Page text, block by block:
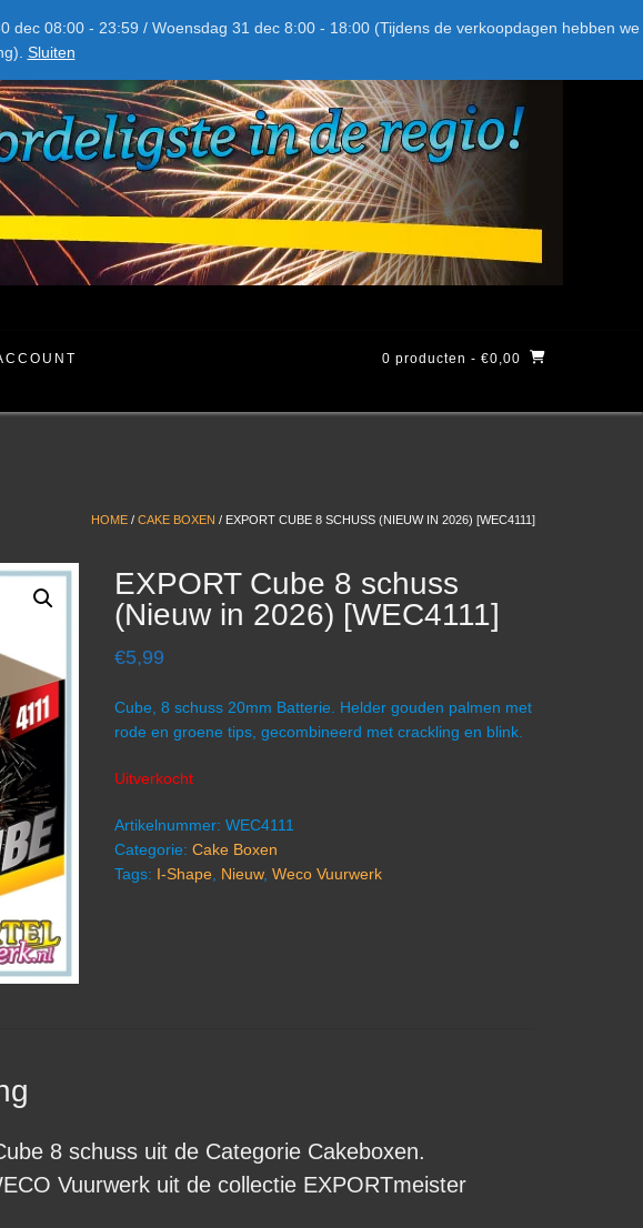
08:00 - 23:59 / Woensdag 31 dec 8:00 - 18:00 (Tijdens de verkoopdagen hebben we
Sluiten
0 producten - €0,00
HOME / CAKE BOXEN / EXPORT CUBE 8 SCHUSS (NIEUW IN 2026) [WEC4111]
EXPORT Cube 8 schuss
(Nieuw in 2026) [WEC4111]
€5,99
Cube, 8 schuss 20mm Batterie. Helder gouden palmen met
rode en groene tips, gecombineerd met crackling en blink.
Uitverkocht
Artikelnummer: WEC4111
Categorie: Cake Boxen
Tags: I-Shape, Nieuw, Weco Vuurwerk
8 schuss uit de Categorie Cakeboxen.
Vuurwerk uit de collectie EXPORTmeister